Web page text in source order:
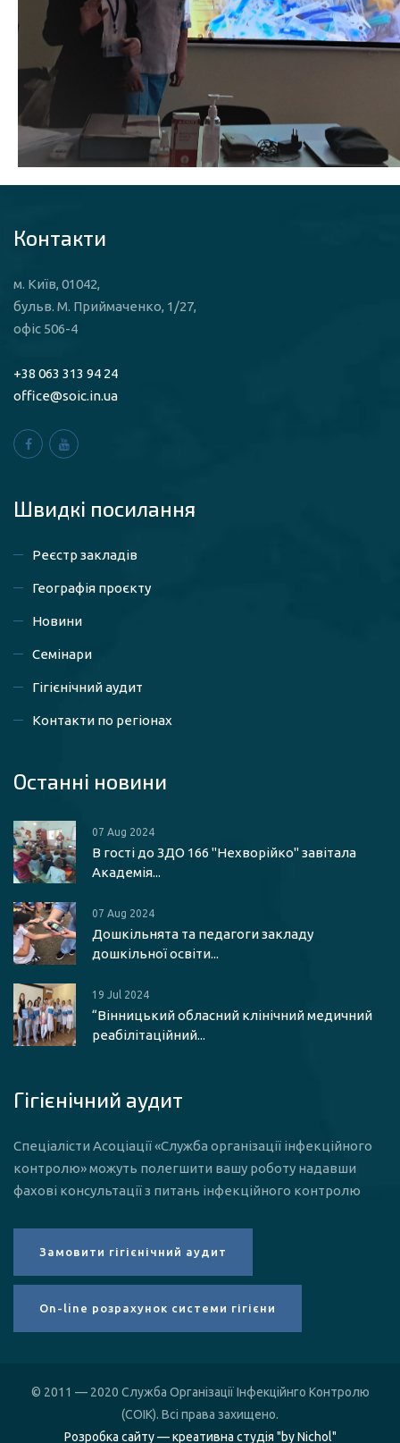
Контакти
м. Київ, 01042,
бульв. М. Приймаченко, 1/27,
офіс 506-4
+38 063 313 94 24
office@soic.in.ua
Швидкі посилaння
Реєстр закладів
Географія проєкту
Новини
Семінари
Гігієнічний аудит
Контакти по регіонах
Останні новини
07 Aug 2024
В гості до ЗДО 166 "Нехворійко" завітала
Академія...
07 Aug 2024
Дошкільнята та педагоги закладу
дошкільної освіти...
19 Jul 2024
“Вінницький обласний клінічний медичний
реабілітаційний...
Гігієнічний аудит
Спеціалісти Асоціації «Служба організації інфекційного
контролю» можуть полегшити вашу роботу надавши
фахові консультації з питань інфекційного контролю
© 2011 — 2020 Служба Організації Інфекційнго Контролю
(СОІК). Всі права захищено.
Розробка сайту — креативна студія "by Nichol"